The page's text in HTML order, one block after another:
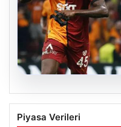
Osimhen’den
teklifini reddetti
Piyasa Verileri